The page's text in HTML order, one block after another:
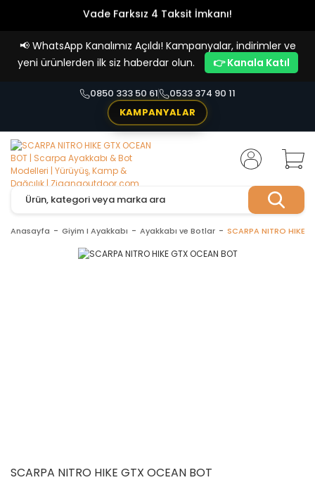
Vade Farksız 4 Taksit İmkanı!
📢 WhatsApp Kanalımız Açıldı! Kampanyalar, indirimler ve
yeni ürünlerden ilk siz haberdar olun.
👉 Kanala Katıl
0850 333 50 61
0533 374 90 11
KAMPANYALAR
Anasayfa Giyim I Ayakkabı Ayakkabı ve Botlar SCARPA NITRO HIKE
SCARPA NITRO HIKE GTX OCEAN BOT